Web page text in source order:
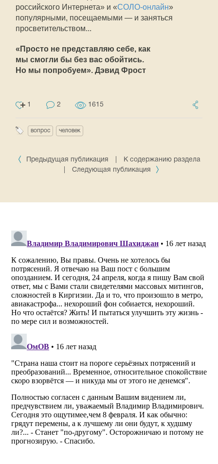
российского Интернета» и «СОЛО-онлайн»
популярными, посещаемыми — и заняться
просветительством...
«Просто не представляю себе, как
мы смогли бы без вас обойтись.
Но мы попробуем». Дэвид Фрост
1 2 1615
вопрос человек
Предыдущая публикация
К содержанию раздела
Следующая публикация